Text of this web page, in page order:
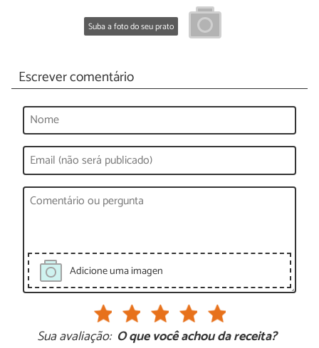
Suba a foto do seu prato
Escrever comentário
Adicione uma imagen
Sua avaliação: O que você achou da receita?